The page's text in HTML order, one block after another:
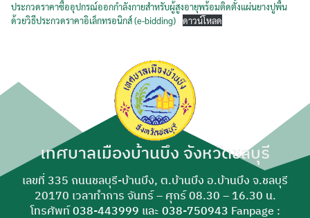
ประกวดราคาซื้ออุปกรณ์ออกกำลังกายสำหรับผู้สูงอายุพร้อมติดตั้งแผ่นยางปูพื้น
ด้วยวิธีประกวดราคาอิเล็กทรอนิกส์ (e-bidding) ดาวน์โหลด
เทศบาลเมืองบ้านบึง จังหวัดชลบุรี
เลขที่ 335 ถนนชลบุรี-บ้านบึง, ต.บ้านบึง อ.บ้านบึง จ.ชลบุรี
20170 เวลาทำการ จันทร์ – ศุกร์ 08.30 – 16.30 น.
โทรศัพท์038-443999 และ 038-750943 Fanpage :